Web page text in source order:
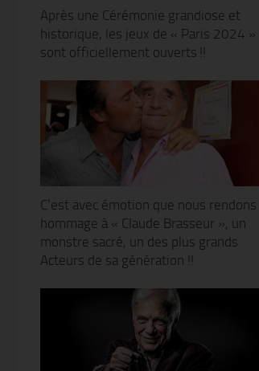
Après une Cérémonie grandiose et
historique, les jeux de « Paris 2024 »
sont officiellement ouverts !!
C’est avec émotion que nous rendons
hommage à « Claude Brasseur », un
monstre sacré, un des plus grands
Acteurs de sa génération !!